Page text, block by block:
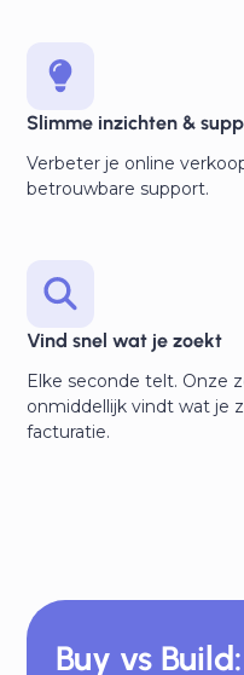
Slimme inzichten &
Verbeter je online
betrouwbare support.
Vind snel wat je zoekt
Elke seconde telt. Onze
onmiddellijk vindt wat je
facturatie.
Buy vs